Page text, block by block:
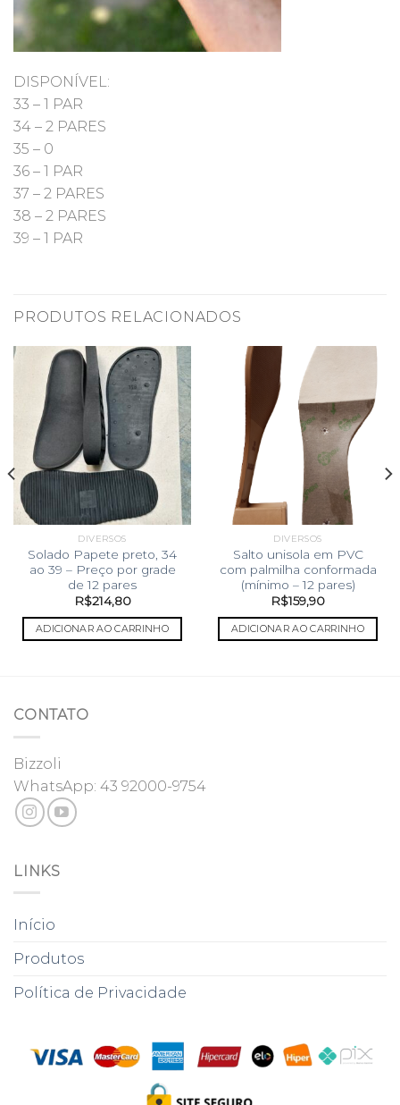
DISPONÍVEL:
33 – 1 PAR
34 – 2 PARES
35 – 0
36 – 1 PAR
37 – 2 PARES
38 – 2 PARES
39 – 1 PAR
PRODUTOS RELACIONADOS
DIVERSOS
Solado Papete preto, 34
ao 39 – Preço por grade
de 12 pares
R$214,80
ADICIONAR AO CARRINHO
DIVERSOS
Salto unisola em PVC
com palmilha conformada
(mínimo – 12 pares)
R$159,90
ADICIONAR AO CARRINHO
CONTATO
Bizzoli
WhatsApp: 43 92000-9754
LINKS
Início
Produtos
Política de Privacidade